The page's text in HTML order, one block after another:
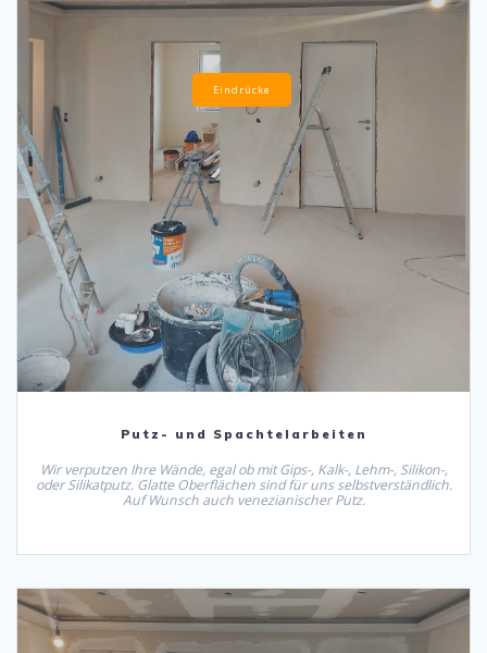
Eindrücke
Putz- und Spachtelarbeiten
Wir verputzen Ihre Wände, egal ob mit Gips-, Kalk-, Lehm-, Silikon-,
oder Silikatputz. Glatte Oberflächen sind für uns selbstverständlich.
Auf Wunsch auch venezianischer Putz.